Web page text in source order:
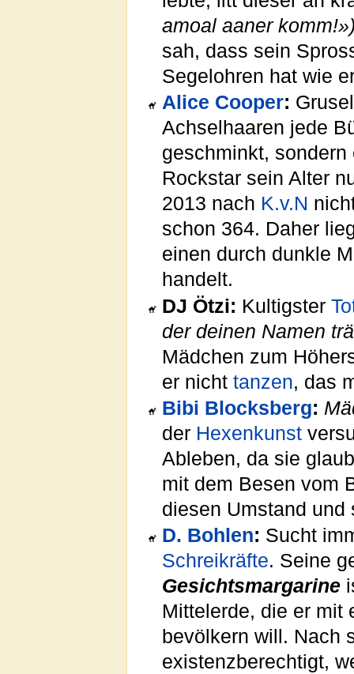
amoal aaner
sah, dass sein
Segelohren hat wie
Alice Cooper:
Achselhaaren jede
geschminkt,
Rockstar sein Alter
2013 nach K.v.N
schon 364. Daher
einen durch dunkle
handelt.
DJ Ötzi: Kultigster
der deinen Namen
Mädchen zum
er nichttanzen, das
Bibi Blocksberg:
der Hexenkunst
Ableben, da sie
mit dem Besen vom
diesen Umstand
D. Bohlen: Sucht
Schreikräfte. Seine
Gesichtsmargarine
Mittelerde, die er mit
bevölkern will. Nach
existenzberechtigt,